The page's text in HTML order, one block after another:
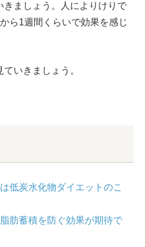
きましょう。人によりけりで
ら1週間くらいで効果を感じ
いきましょう。
低炭水化物ダイエットのこ
肪蓄積を防ぐ効果が期待で